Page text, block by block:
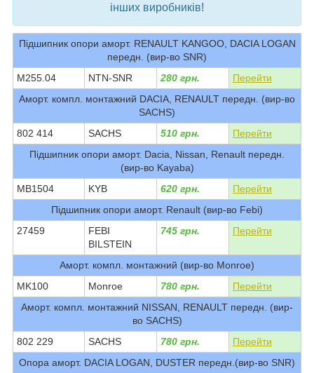
інших виробників!
Підшипник опори аморт. RENAULT KANGOO, DACIA LOGAN
передн. (вир-во SNR)
M255.04
NTN-SNR 280 грн.
Перейти
Аморт. компл. монтажний DACIA, RENAULT передн. (вир-во
SACHS)
802 414
SACHS 510 грн.
Перейти
Підшипник опори аморт. Dacia, Nissan, Renault передн.
(вир-во Kayaba)
MB1504
KYB 620 грн.
Перейти
Підшипник опори аморт. Renault (вир-во Febi)
27459
FEBI
BILSTEIN
745 грн. Перейти
Аморт. компл. монтажний (вир-во Monroe)
MK100
Monroe 780 грн.
Перейти
Аморт. компл. монтажний NISSAN, RENAULT передн. (вир-
во SACHS)
802 229
SACHS 780 грн.
Перейти
Опора аморт. DACIA LOGAN, DUSTER передн.(вир-во SNR)